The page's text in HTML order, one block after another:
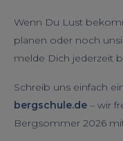
Wenn Du Lust
planen oder noch
melde Dich jederzeit
Schreib uns einfach
bergschule.de – wir
Bergsommer 2026